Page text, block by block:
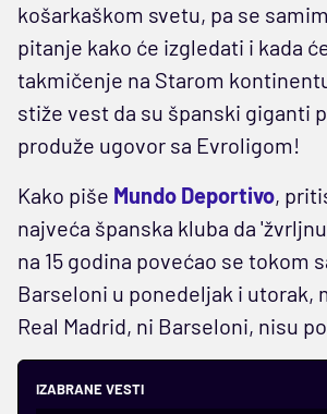
košarkaškom svetu, pa se
pitanje kako će izgledati i kada
takmičenje na Starom
stiže vest da su španski giganti
produže ugovor sa Evroligom!
Kako piše Mundo Deportivo,
najveća španska kluba da
na 15 godina povećao se tokom
Barseloni u ponedeljak i utorak,
Real Madrid, ni Barseloni, nisu
IZABRANE VESTI